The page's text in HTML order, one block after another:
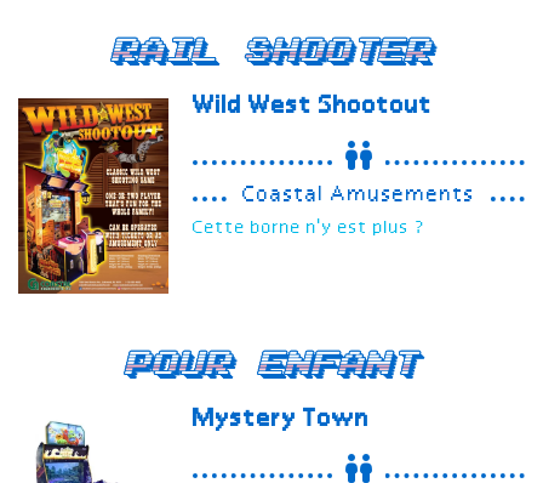
Rail Shooter
Wild West Shootout
Coastal Amusements
Cette borne n'y est plus ?
Pour enfant
Mystery Town